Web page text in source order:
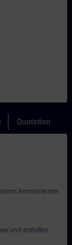
Quotation
kennenlernen
und erstellen